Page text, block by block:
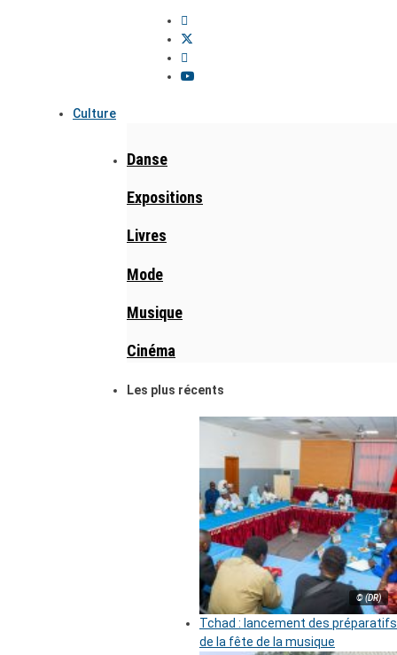
Culture
Danse
Expositions
Livres
Mode
Musique
Cinéma
Les plus récents
© (DR)
Tchad : lancement des préparatifs
de la fête de la musique